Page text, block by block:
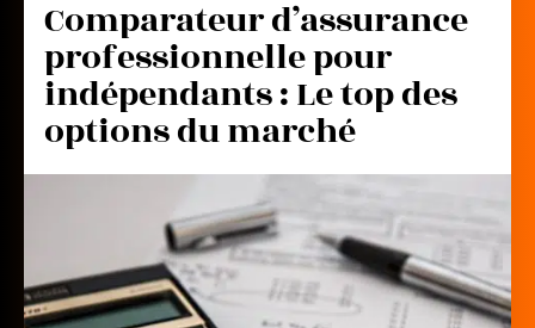
Comparateur d’assurance
professionnelle pour
indépendants : Le top des
options du marché